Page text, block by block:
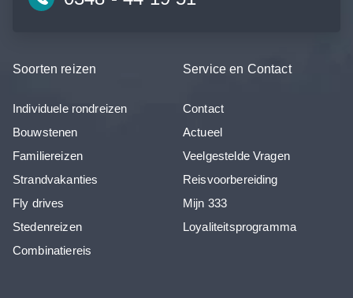
Soorten reizen
Individuele rondreizen
Bouwstenen
Familiereizen
Strandvakanties
Fly drives
Stedenreizen
Combinatiereis
Service en Contact
Contact
Actueel
Veelgestelde Vragen
Reisvoorbereiding
Mijn 333
Loyaliteitsprogramma